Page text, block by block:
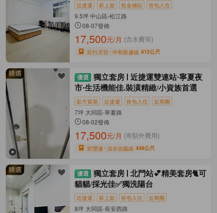
近捷運 新上架 租金補貼 拎包入住
9.5坪 中山區-松江路
08-07發佈
17,500元/月 (含水費等)
距行天宮 中和新蘆線 412公尺
獨立套房
近捷運雙連站·寧夏夜
市·生活機能佳.裝潢精緻/小資族首選
影片賞屋 近捷運 拎包入住 近商圈
7坪 大同區-寧夏路
08-02發佈
17,500元/月 (有額外費用)
距雙連 淡水信義線 449公尺
獨立套房
北門站💕精美套房🐈可
貓貓/採光佳✅獨洗陽台
近捷運 新上架 拎包入住 近商圈
8坪 大同區-長安西路